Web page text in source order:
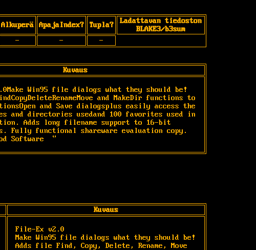
Alkuperä ApajaIndex? Tupla?
Ladattavan tiedoston
BLAKE3/b3sum
- - -
Kuvaus
Win95 file dialogs what they should be!
and MakeDir functions to
and Save dialogsplus easily access the
and directories usedand 100 favorites used in
Adds long filename support to 16-bit
Fully functional shareware evaluation copy.
Software  "
Kuvaus
File-Ex v2.0
Make Win95 file dialogs what they should be!
Adds file Find, Copy, Delete, Rename, Move